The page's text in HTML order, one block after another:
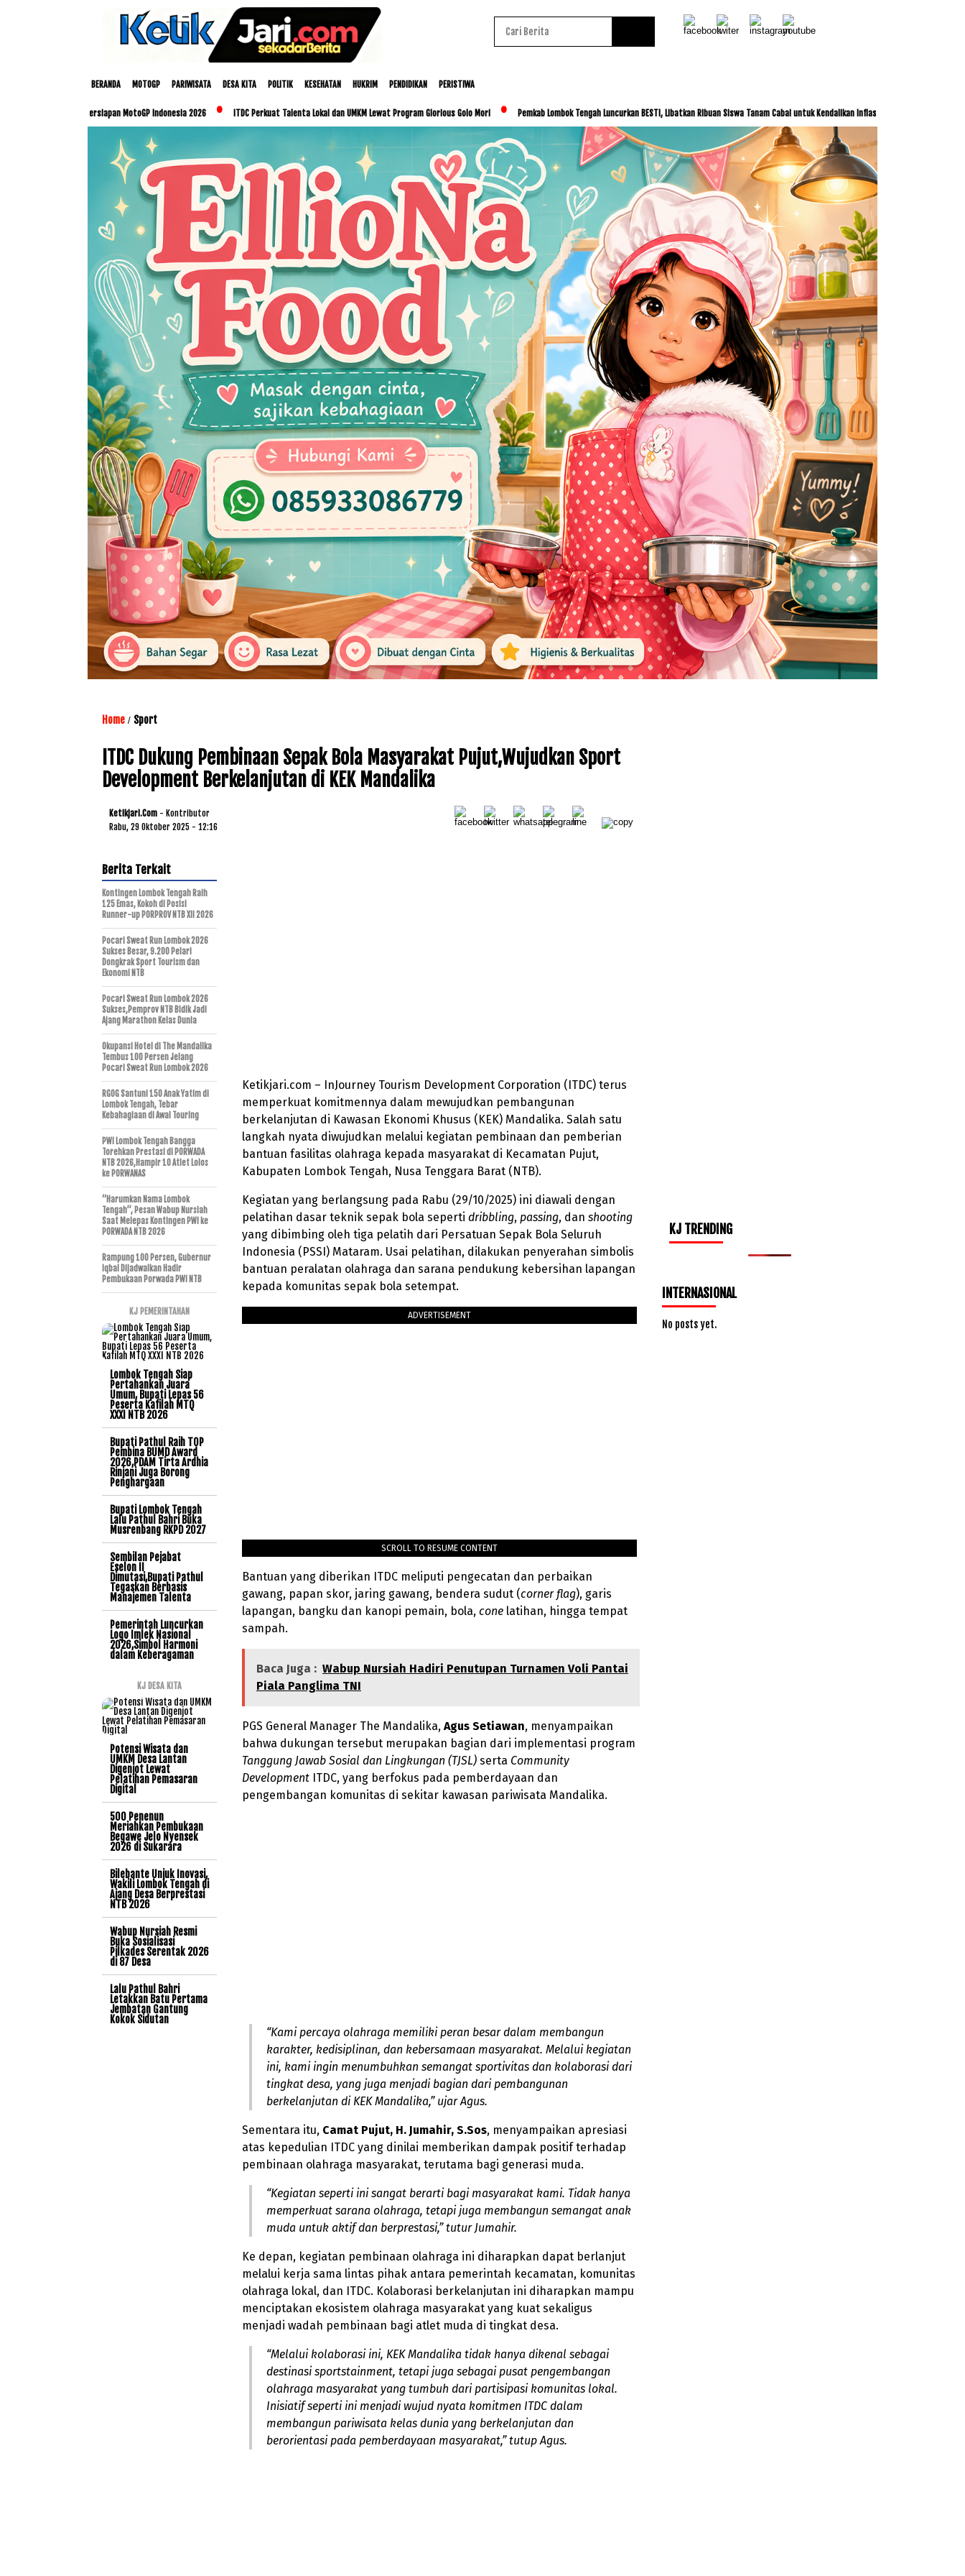
BERANDA MOTOGP PARIWISATA DESA KITA POLITIK KESEHATAN HUKRIM PENDIDIKAN PERISTIWA
Persiapan MotoGP Indonesia 2026 ITDC Perkuat Talenta Lokal dan UMKM Lewat Program Glorious Golo Mori Pemkab Lombok Tengah Luncurkan BESTI, Libatkan Ribuan Siswa Tanam Cabai untuk Kendalikan Inflasi ITDC dan IMI Jalin Kerja Sama
Home / Sport
ITDC Dukung Pembinaan Sepak Bola Masyarakat Pujut,Wujudkan Sport
Development Berkelanjutan di KEK Mandalika
Ketikjari.com - Kontributor
Rabu, 29 Oktober 2025 - 12:16
Ketikjari.com – InJourney Tourism Development Corporation (ITDC) terus
memperkuat komitmennya dalam mewujudkan pembangunan
berkelanjutan di Kawasan Ekonomi Khusus (KEK) Mandalika. Salah satu
langkah nyata diwujudkan melalui kegiatan pembinaan dan pemberian
bantuan fasilitas olahraga kepada masyarakat di Kecamatan Pujut,
Kabupaten Lombok Tengah, Nusa Tenggara Barat (NTB).
Kegiatan yang berlangsung pada Rabu (29/10/2025) ini diawali dengan
pelatihan dasar teknik sepak bola seperti dribbling, passing, dan shooting
yang dibimbing oleh tiga pelatih dari Persatuan Sepak Bola Seluruh
Indonesia (PSSI) Mataram. Usai pelatihan, dilakukan penyerahan simbolis
bantuan peralatan olahraga dan sarana pendukung kebersihan lapangan
kepada komunitas sepak bola setempat.
ADVERTISEMENT
SCROLL TO RESUME CONTENT
Bantuan yang diberikan ITDC meliputi pengecatan dan perbaikan
gawang, papan skor, jaring gawang, bendera sudut (corner flag), garis
lapangan, bangku dan kanopi pemain, bola, cone latihan, hingga tempat
sampah.
Baca Juga : Wabup Nursiah Hadiri Penutupan Turnamen Voli Pantai
Piala Panglima TNI
PGS General Manager The Mandalika, Agus Setiawan, menyampaikan
bahwa dukungan tersebut merupakan bagian dari implementasi program
Tanggung Jawab Sosial dan Lingkungan (TJSL) serta Community
Development ITDC, yang berfokus pada pemberdayaan dan
pengembangan komunitas di sekitar kawasan pariwisata Mandalika.
“Kami percaya olahraga memiliki peran besar dalam membangun
karakter, kedisiplinan, dan kebersamaan masyarakat. Melalui kegiatan
ini, kami ingin menumbuhkan semangat sportivitas dan kolaborasi dari
tingkat desa, yang juga menjadi bagian dari pembangunan
berkelanjutan di KEK Mandalika,” ujar Agus.
Sementara itu, Camat Pujut, H. Jumahir, S.Sos, menyampaikan apresiasi
atas kepedulian ITDC yang dinilai memberikan dampak positif terhadap
pembinaan olahraga masyarakat, terutama bagi generasi muda.
“Kegiatan seperti ini sangat berarti bagi masyarakat kami. Tidak hanya
memperkuat sarana olahraga, tetapi juga membangun semangat anak
muda untuk aktif dan berprestasi,” tutur Jumahir.
Ke depan, kegiatan pembinaan olahraga ini diharapkan dapat berlanjut
melalui kerja sama lintas pihak antara pemerintah kecamatan, komunitas
olahraga lokal, dan ITDC. Kolaborasi berkelanjutan ini diharapkan mampu
menciptakan ekosistem olahraga masyarakat yang kuat sekaligus
menjadi wadah pembinaan bagi atlet muda di tingkat desa.
“Melalui kolaborasi ini, KEK Mandalika tidak hanya dikenal sebagai
destinasi sportstainment, tetapi juga sebagai pusat pengembangan
olahraga masyarakat yang tumbuh dari partisipasi komunitas lokal.
Inisiatif seperti ini menjadi wujud nyata komitmen ITDC dalam
membangun pariwisata kelas dunia yang berkelanjutan dan
berorientasi pada pemberdayaan masyarakat,” tutup Agus.
Berita Terkait
Kontingen Lombok Tengah Raih
125 Emas, Kokoh di Posisi
Runner-up PORPROV NTB XII 2026
Pocari Sweat Run Lombok 2026
Sukses Besar, 9.200 Pelari
Dongkrak Sport Tourism dan
Ekonomi NTB
Pocari Sweat Run Lombok 2026
Sukses,Pemprov NTB Bidik Jadi
Ajang Marathon Kelas Dunia
Okupansi Hotel di The Mandalika
Tembus 100 Persen Jelang
Pocari Sweat Run Lombok 2026
RGOG Santuni 150 Anak Yatim di
Lombok Tengah, Tebar
Kebahagiaan di Awal Touring
PWI Lombok Tengah Bangga
Torehkan Prestasi di PORWADA
NTB 2026,Hampir 10 Atlet Lolos
ke PORWANAS
“Harumkan Nama Lombok
Tengah”, Pesan Wabup Nursiah
Saat Melepas Kontingen PWI ke
PORWADA NTB 2026
Rampung 100 Persen, Gubernur
Iqbal Dijadwalkan Hadir
Pembukaan Porwada PWI NTB
KJ PEMERINTAHAN
Lombok Tengah Siap
Pertahankan Juara
Umum, Bupati Lepas 56
Peserta Kafilah MTQ
XXXI NTB 2026
Bupati Pathul Raih TOP
Pembina BUMD Award
2026,PDAM Tirta Ardhia
Rinjani Juga Borong
Penghargaan
Bupati Lombok Tengah
Lalu Pathul Bahri Buka
Musrenbang RKPD 2027
Sembilan Pejabat
Eselon II
Dimutasi,Bupati Pathul
Tegaskan Berbasis
Manajemen Talenta
Pemerintah Luncurkan
Logo Imlek Nasional
2026,Simbol Harmoni
dalam Keberagaman
KJ DESA KITA
Potensi Wisata dan
UMKM Desa Lantan
Digenjot Lewat
Pelatihan Pemasaran
Digital
500 Penenun
Meriahkan Pembukaan
Begawe Jelo Nyensek
2026 di Sukarara
Bilebante Unjuk Inovasi,
Wakili Lombok Tengah di
Ajang Desa Berprestasi
NTB 2026
Wabup Nursiah Resmi
Buka Sosialisasi
Pilkades Serentak 2026
di 87 Desa
Lalu Pathul Bahri
Letakkan Batu Pertama
Jembatan Gantung
Kokok Sidutan
KJ TRENDING
INTERNASIONAL
No posts yet.